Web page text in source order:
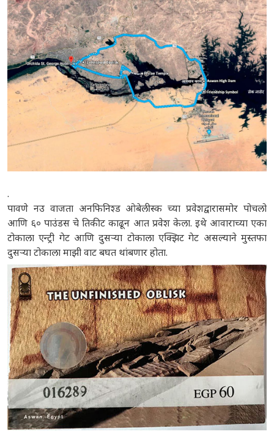
.
पावणे नउ वाजता अनफिनिश्ड ओबेलीस्क च्या प्रवेशद्वारासमोर पोचलो
आणि ६० पाउंडस चे तिकीट काढून आत प्रवेश केला. इथे आवाराच्या एका
टोकाला एन्ट्री गेट आणि दुसऱ्या टोकाला एक्झिट गेट असल्याने मुस्तफा
दुसऱ्या टोकाला माझी वाट बघत थांबणार होता.